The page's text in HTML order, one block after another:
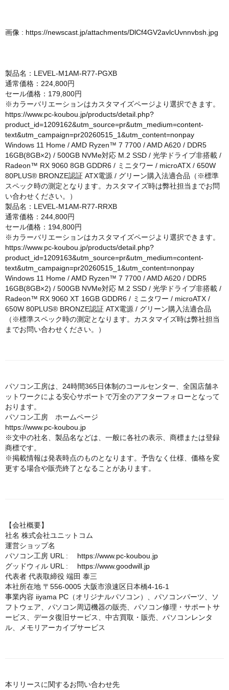
画像 : https://newscast.jp/attachments/DlCf4GV2avlcUvnnvbsh.jpg
製品名：LEVEL-M1AM-R77-PGXB
通常価格：224,800円
セール価格：179,800円
※カラーバリエーションはカスタマイズページより選択できます。
https://www.pc-koubou.jp/products/detail.php?
product_id=1209162&utm_source=pr&utm_medium=content-
text&utm_campaign=pr20260515_1&utm_content=nonpay
Windows 11 Home / AMD Ryzen™ 7 7700 / AMD A620 / DDR5
16GB(8GB×2) / 500GB NVMe対応 M.2 SSD / 光学ドライブ非搭載 /
Radeon™ RX 9060 8GB GDDR6 / ミニタワー / microATX / 650W
80PLUS® BRONZE認証 ATX電源 / グリーン購入法適合品（※標準
スペック時の測定となります。カスタマイズ時は弊社担当までお問
い合わせください。）
製品名：LEVEL-M1AM-R77-RRXB
通常価格：244,800円
セール価格：194,800円
※カラーバリエーションはカスタマイズページより選択できます。
https://www.pc-koubou.jp/products/detail.php?
product_id=1209163&utm_source=pr&utm_medium=content-
text&utm_campaign=pr20260515_1&utm_content=nonpay
Windows 11 Home / AMD Ryzen™ 7 7700 / AMD A620 / DDR5
16GB(8GB×2) / 500GB NVMe対応 M.2 SSD / 光学ドライブ非搭載 /
Radeon™ RX 9060 XT 16GB GDDR6 / ミニタワー / microATX /
650W 80PLUS® BRONZE認証 ATX電源 / グリーン購入法適合品
（※標準スペック時の測定となります。カスタマイズ時は弊社担当
までお問い合わせください。）
パソコン工房は、24時間365日体制のコールセンター、全国店舗ネ
ットワークによる安心サポートで万全のアフターフォローとなって
おります。
パソコン工房 ホームページ
https://www.pc-koubou.jp
※文中の社名、製品名などは、一般に各社の表示、商標または登録
商標です。
※掲載情報は発表時点のものとなります。予告なく仕様、価格を変
更する場合や販売終了となることがあります。
【会社概要】
社名 株式会社ユニットコム
運営ショップ名
パソコン工房 URL : https://www.pc-koubou.jp
グッドウィル URL : https://www.goodwill.jp
代表者 代表取締役 端田 泰三
本社所在地 〒556-0005 大阪市浪速区日本橋4-16-1
事業内容 iiyama PC（オリジナルパソコン）、パソコンパーツ、ソ
フトウェア、パソコン周辺機器の販売、パソコン修理・サポートサ
ービス、データ復旧サービス、中古買取・販売、パソコンレンタ
ル、メモリアーカイブサービス
本リリースに関するお問い合わせ先